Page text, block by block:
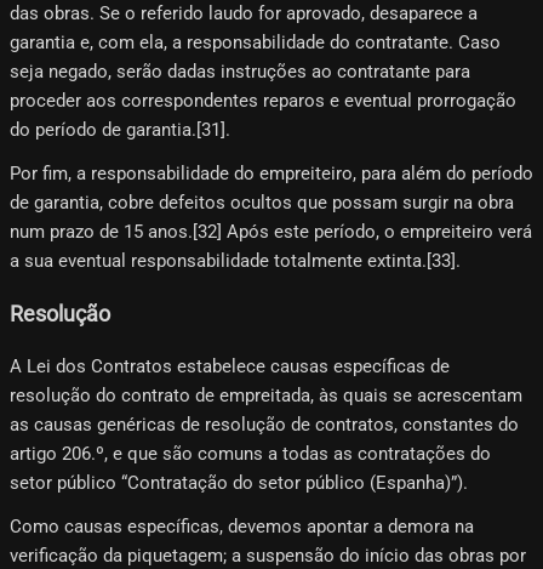
das obras. Se o referido laudo for aprovado, desaparece a
garantia e, com ela, a responsabilidade do contratante. Caso
seja negado, serão dadas instruções ao contratante para
proceder aos correspondentes reparos e eventual prorrogação
do período de garantia.[31]​.
Por fim, a responsabilidade do empreiteiro, para além do período
de garantia, cobre defeitos ocultos que possam surgir na obra
num prazo de 15 anos.[32]​ Após este período, o empreiteiro verá
a sua eventual responsabilidade totalmente extinta.[33]​.
Resolução
A Lei dos Contratos estabelece causas específicas de
resolução do contrato de empreitada, às quais se acrescentam
as causas genéricas de resolução de contratos, constantes do
artigo 206.º, e que são comuns a todas as contratações do
setor público “Contratação do setor público (Espanha)”).
Como causas específicas, devemos apontar a demora na
verificação da piquetagem; a suspensão do início das obras por